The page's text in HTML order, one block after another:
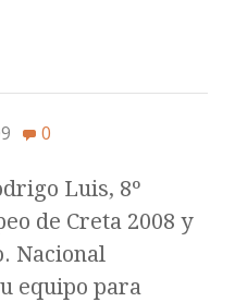
0
Luis, 8º
de Creta 2008 y
Nacional
equipo para